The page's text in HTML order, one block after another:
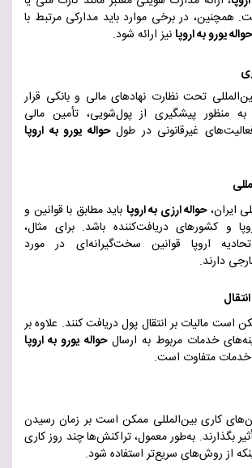
همچنین، در برخی موارد باید مدارکی مرتبط با
حواله یورو به اروپانیز ارائه شود.
تحت نظارت نهادهای مالی و بانکی قرار
به منظور پیشگیری از پول‌شویی، تأمین مالی
غیرقانونی در طولحواله یورو به اروپا
ایران،حواله ارزی به اروپا باید مطابق با قوانین و
و کشورهای دریافت‌کننده باشد. برای مثال،
اروپا قوانین سخت‌گیرانه‌ای در مورد
دارند.
است مالیات بر انتقال پول دریافت کنند. علاوه بر
خدمات مربوط به ارسالحواله یورو به اروپا
خدمات متفاوت است.
کاری بین‌المللی ممکن است بر زمان رسیدن
بگذارند. به‌طور معمول، تراکنش‌ها چند روز کاری
از روش‌های سریع‌تر استفاده شود.